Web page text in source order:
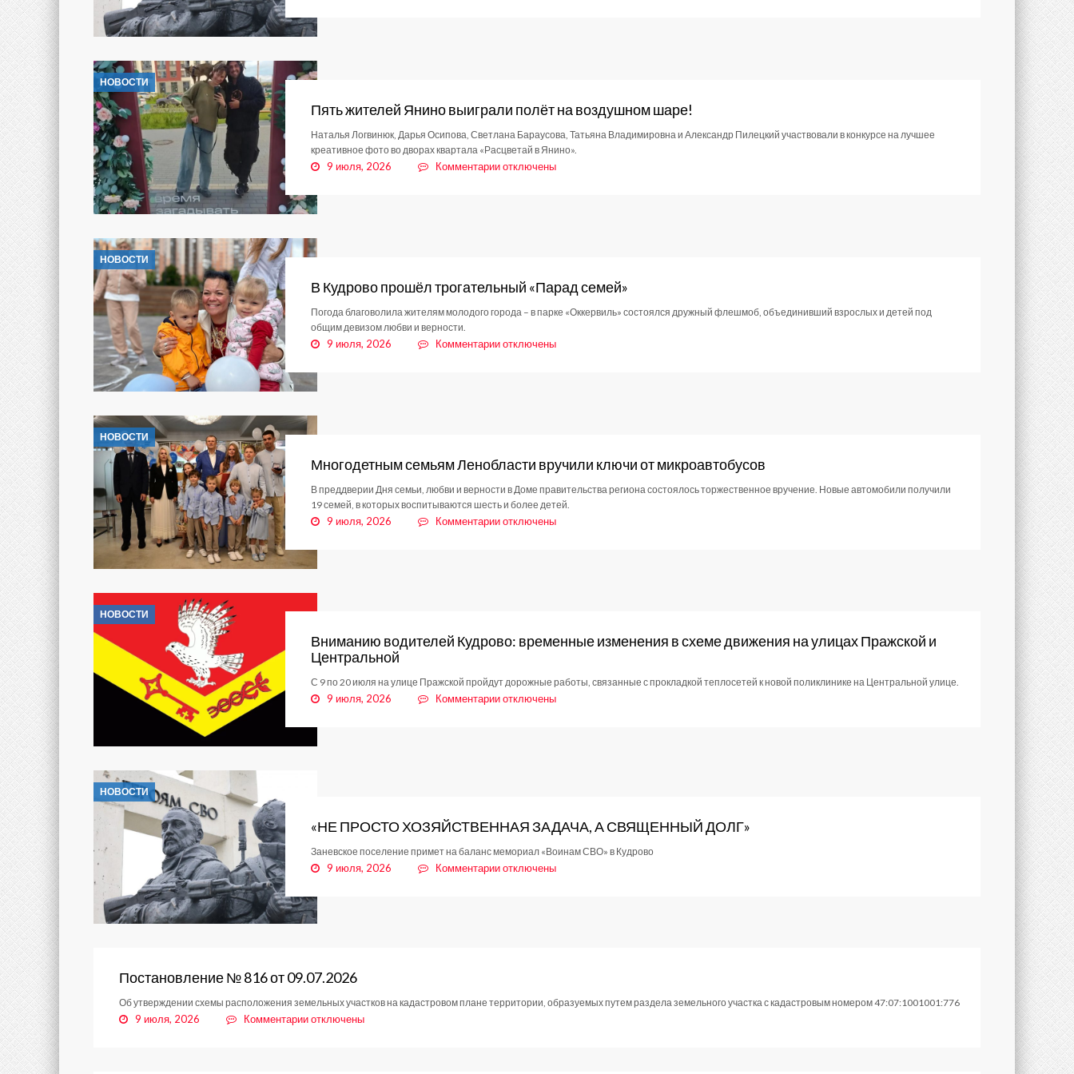
служению
НОВОСТИ
Пять жителей Янино выиграли полёт на воздушном шаре!
Наталья Логвинюк, Дарья Осипова, Светлана Бараусова, Татьяна Владимировна и Александр Пилецкий участвовали в конкурсе на лучшее
креативное фото во дворах квартала «Расцветай в Янино».
9 июля, 2026 Комментариик
воздушном
шаре!
отключены
НОВОСТИ
В Кудрово прошёл трогательный «Парад семей»
Погода благоволила жителям молодого города – в парке «Оккервиль» состоялся дружный флешмоб, объединивший взрослых и детей под
общим девизом любви и верности.
9 июля, 2026 Комментариикотключены
НОВОСТИ
Многодетным семьям Ленобласти вручили ключи от микроавтобусов
В преддверии Дня семьи, любви и верности в Доме правительства региона состоялось торжественное вручение. Новые автомобили получили
19 семей, в которых воспитываются шесть и более детей.
9 июля, 2026 Комментариик
микроавтобусов
отключены
НОВОСТИ
Вниманию водителей Кудрово: временные изменения в схеме движения на улицах Пражской и
Центральной
С 9 по 20 июля на улице Пражской пройдут дорожные работы, связанные с прокладкой теплосетей к новой поликлинике на Центральной улице.
9 июля, 2026 Комментариик
схеме
на
улицах
отключены
НОВОСТИ
«НЕ ПРОСТО ХОЗЯЙСТВЕННАЯ ЗАДАЧА, А СВЯЩЕННЫЙ ДОЛГ»
Заневское поселение примет на баланс мемориал «Воинам СВО» в Кудрово
9 июля, 2026 Комментариикотключены
Постановление № 816 от 09.07.2026
Об утверждении схемы расположения земельных участков на кадастровом плане территории, образуемых путем раздела земельного участка с кадастровым номером 47:07:1001001:776
9 июля, 2026 Комментариикотключены